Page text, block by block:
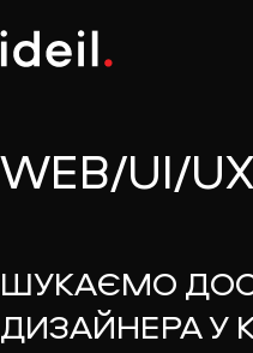
WEB/UI/
ШУКАЄМО
ДИЗАЙНЕРА У